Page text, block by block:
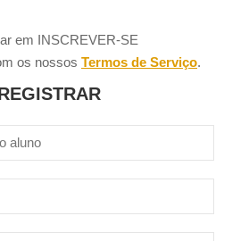
em INSCREVER-SE
os nossos Termos de Serviço.